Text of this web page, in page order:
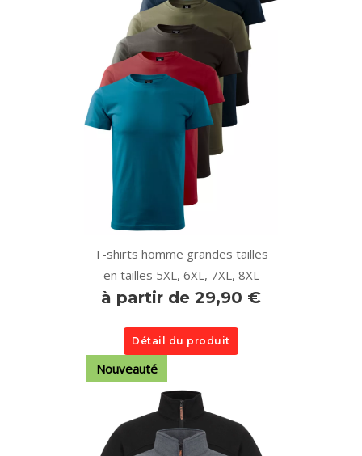
T-shirts homme grandes tailles
en tailles 5XL, 6XL, 7XL, 8XL
à partir de 29,90 €
Détail du produit
Nouveauté